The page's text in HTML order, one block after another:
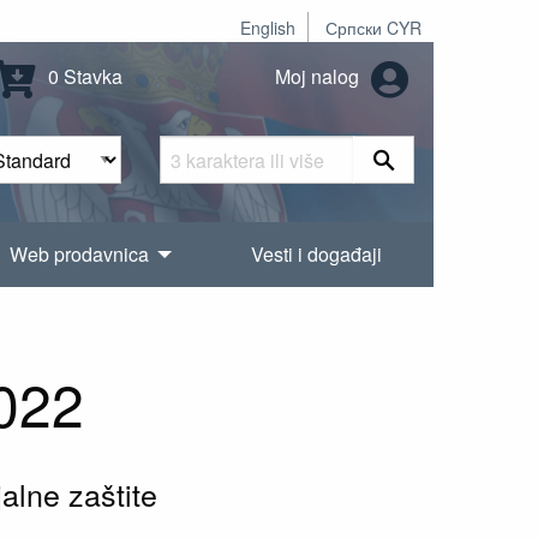
English Српски CYR
0 Stavka Moj nalog
Web prodavnica Vesti i događaji
zaštite